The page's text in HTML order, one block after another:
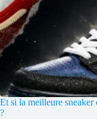
Et si la meilleure sneaker
?